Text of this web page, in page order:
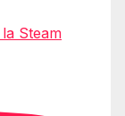
Steam